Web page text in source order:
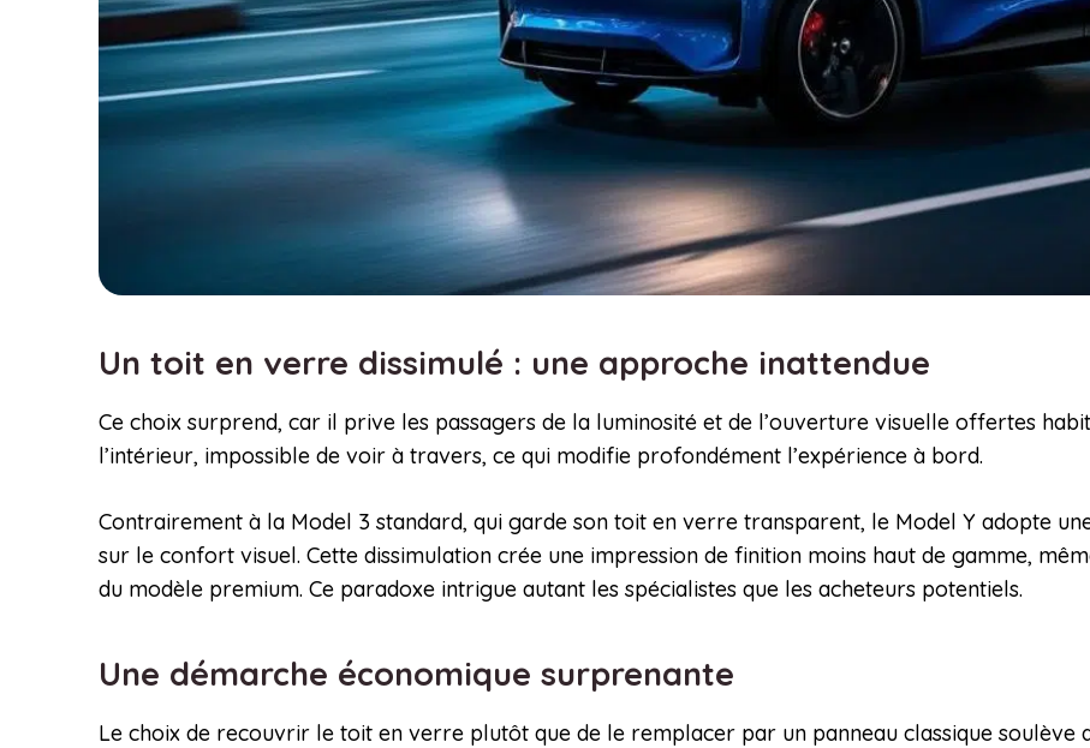
Un toit en verre dissimulé : une approche inattendue
Ce choix surprend, car il prive les passagers de la luminosité et de l’ouverture visuelle offertes
l’intérieur, impossible de voir à travers, ce qui modifie profondément l’expérience à bord.
Contrairement à la Model 3 standard, qui garde son toit en verre transparent, le Model Y adopte
sur le confort visuel. Cette dissimulation crée une impression de finition moins haut de gamme,
du modèle premium. Ce paradoxe intrigue autant les spécialistes que les acheteurs potentiels.
Une démarche économique surprenante
Le choix de recouvrir le toit en verre plutôt que de le remplacer par un panneau classique soulève